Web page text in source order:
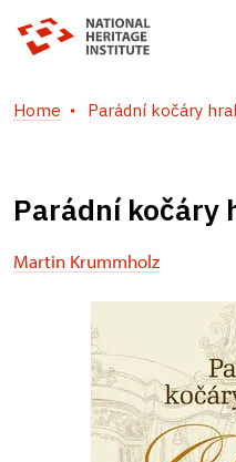
Home Parádní kočáry
Parádní kočáry
Martin Krummholz